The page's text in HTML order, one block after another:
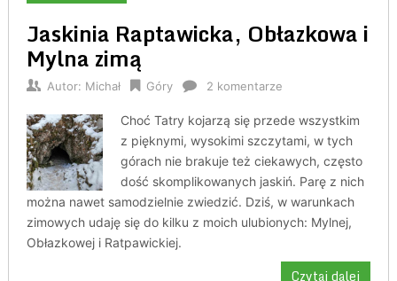
Jaskinia Raptawicka, Obłazkowa i
Mylna zimą
Autor: Michał Góry 2 komentarze
Choć Tatry kojarzą się przede wszystkim
z pięknymi, wysokimi szczytami, w tych
górach nie brakuje też ciekawych, często
dość skomplikowanych jaskiń. Parę z nich
można nawet samodzielnie zwiedzić. Dziś, w warunkach
zimowych udaję się do kilku z moich ulubionych: Mylnej,
Obłazkowej i Ratpawickiej.
Czytaj dalej